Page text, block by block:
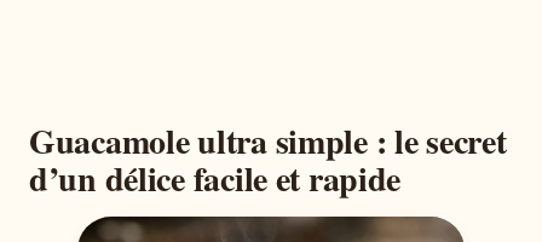
Guacamole ultra simple : le secret
d’un délice facile et rapide